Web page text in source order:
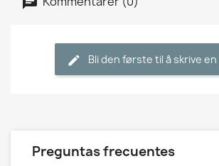
Bli den første til å skrive
Preguntas frecuentes